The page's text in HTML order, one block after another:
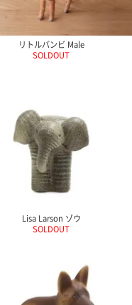
リトルバンビ Male
SOLDOUT
Lisa Larson ゾウ
SOLDOUT